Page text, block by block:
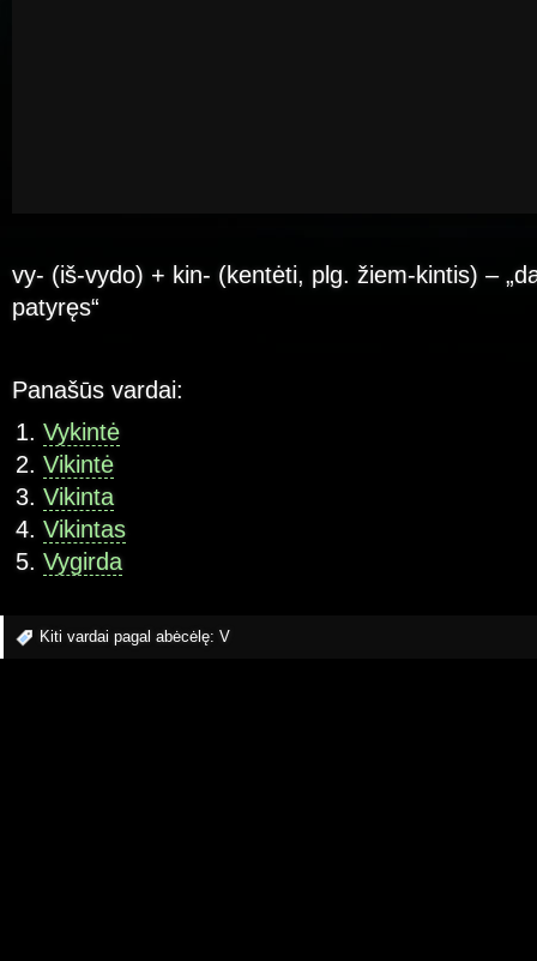
vy- (iš-vydo) + kin- (kentėti, plg. žiem-kintis) –
patyręs“
Panašūs vardai:
Vykintė
Vikintė
Vikinta
Vikintas
Vygirda
Kiti vardai pagal abėcėlę: V